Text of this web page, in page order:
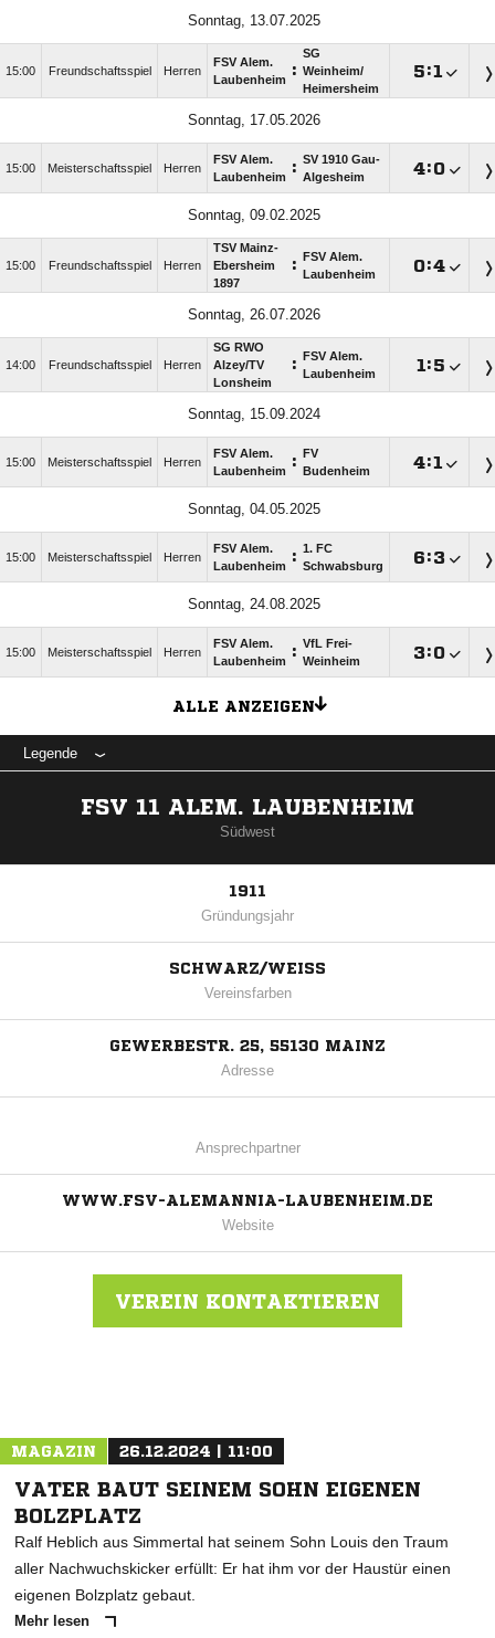
Sonntag, 13.07.2025
15:00 Freundschaftsspiel Herren
FSV Alem.
Laubenheim :
SG
Weinheim/​
Heimersheim
:
Sonntag, 17.05.2026
15:00 Meisterschaftsspiel Herren
FSV Alem.
Laubenheim : SV 1910 Gau-
Algesheim
:
Sonntag, 09.02.2025
15:00 Freundschaftsspiel Herren
TSV Mainz-
Ebersheim
1897
:
FSV Alem.
Laubenheim
:
Sonntag, 26.07.2026
14:00 Freundschaftsspiel Herren
SG RWO
Alzey/​TV
Lonsheim
:
FSV Alem.
Laubenheim
:
Sonntag, 15.09.2024
15:00 Meisterschaftsspiel Herren
FSV Alem.
Laubenheim :
FV
Budenheim
:
Sonntag, 04.05.2025
15:00 Meisterschaftsspiel Herren
FSV Alem.
Laubenheim : 1. FC
Schwabsburg
:
Sonntag, 24.08.2025
15:00 Meisterschaftsspiel Herren
FSV Alem.
Laubenheim : VfL Frei-
Weinheim
:
ALLE ANZEIGEN
Legende
FSV 11 ALEM. LAUBENHEIM
Südwest
1911
Gründungsjahr
SCHWARZ/WEISS
Vereinsfarben
GEWERBESTR. 25, 55130 MAINZ
Adresse
Ansprechpartner
WWW.FSV-ALEMANNIA-LAUBENHEIM.DE
Website
VEREIN KONTAKTIEREN
MAGAZIN 26.12.2024 | 11:00
VATER BAUT SEINEM SOHN EIGENEN
BOLZPLATZ
Ralf Heblich aus Simmertal hat seinem Sohn Louis den Traum
aller Nachwuchskicker erfüllt: Er hat ihm vor der Haustür einen
eigenen Bolzplatz gebaut.
Mehr lesen